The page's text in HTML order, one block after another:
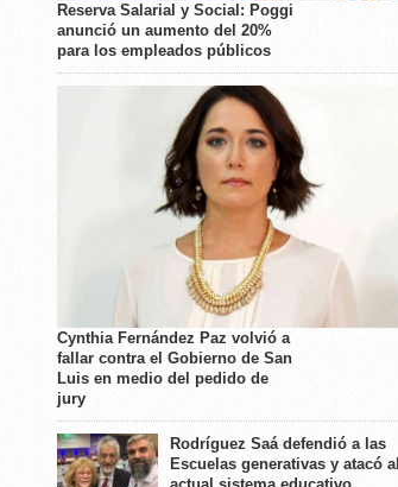
Reserva Salarial y Social: Poggi
anunció un aumento del 20%
para los empleados públicos
Cynthia Fernández Paz volvió a
fallar contra el Gobierno de San
Luis en medio del pedido de
jury
Rodríguez Saá defendió a las
Escuelas generativas y atacó al